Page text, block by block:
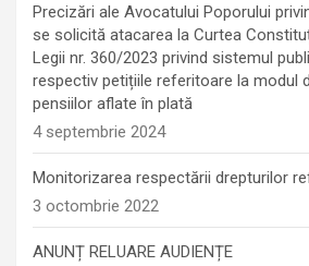
Precizări ale Avocatului Poporului
se solicită atacarea la Curtea
Legii nr. 360/2023 privind sistemul
respectiv petițiile referitoare la modul
pensiilor aflate în plată
4 septembrie 2024
Monitorizarea respectării drepturilor
3 octombrie 2022
ANUNȚ RELUARE AUDIENȚE